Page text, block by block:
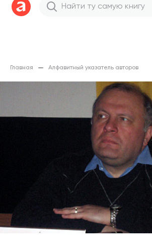
Главная Алфавитный указатель авторов